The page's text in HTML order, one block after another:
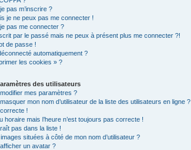
pas m’inscrire ?
je ne peux pas me connecter !
pas me connecter ?
par le passé mais ne peux à présent plus me connecter ?!
de passe !
automatiquement ?
les cookies » ?
des utilisateurs
mes paramètres ?
mon nom d’utilisateur de la liste des utilisateurs en ligne ?
correcte !
horaire mais l’heure n’est toujours pas correcte !
pas dans la liste !
situées à côté de mon nom d’utilisateur ?
un avatar ?